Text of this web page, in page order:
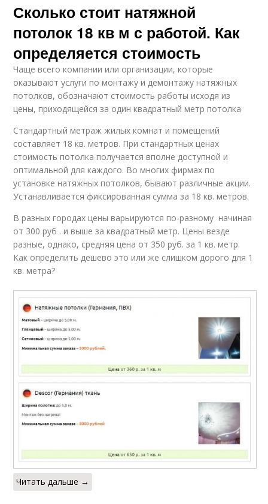
Сколько стоит натяжной
потолок 18 кв м с работой. Как
определяется стоимость
Чаще всего компании или организации, которые
оказывают услуги по монтажу и демонтажу натяжных
потолков, обозначают стоимость работы исходя из
цены, приходящейся за один квадратный метр потолка
Стандартный метраж жилых комнат и помещений
составляет 18 кв. метров. При стандартных ценах
стоимость потолка получается вполне доступной и
оптимальной для каждого. Во многих фирмах по
установке натяжных потолков, бывают различные акции.
Устанавливается фиксированная сумма за 18 кв. метров.
В разных городах цены варьируются по-разному начиная
от 300 руб . и выше за квадратный метр. Цены везде
разные, однако, средняя цена от 350 руб. за 1 кв. метр.
Как определить дешево это или же слишком дорого для 1
кв. метра?
Читать дальше →